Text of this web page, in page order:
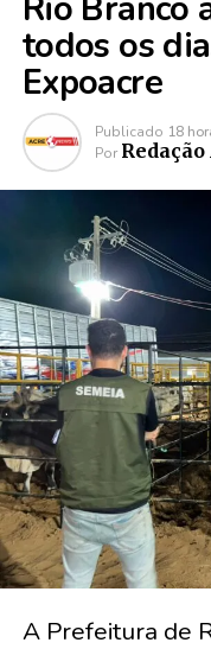
todos os
Expoacre
Publicado 18
Por
A Prefeitura de